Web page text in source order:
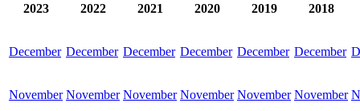
2023 2022 2021 2020 2019 2018
December December December December December December
November November November November November November